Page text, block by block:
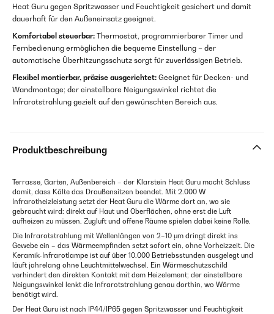
Heat Guru gegen Spritzwasser und Feuchtigkeit gesichert und damit
dauerhaft für den Außeneinsatz geeignet.
Komfortabel steuerbar: Thermostat, programmierbarer Timer und
Fernbedienung ermöglichen die bequeme Einstellung – der
automatische Überhitzungsschutz sorgt für zuverlässigen Betrieb.
Flexibel montierbar, präzise ausgerichtet: Geeignet für Decken- und
Wandmontage; der einstellbare Neigungswinkel richtet die
Infrarotstrahlung gezielt auf den gewünschten Bereich aus.
Produktbeschreibung
Terrasse, Garten, Außenbereich – der Klarstein Heat Guru macht Schluss
damit, dass Kälte das Draußensitzen beendet. Mit 2.000 W
Infrarotheizleistung setzt der Heat Guru die Wärme dort an, wo sie
gebraucht wird: direkt auf Haut und Oberflächen, ohne erst die Luft
aufheizen zu müssen. Zugluft und offene Räume spielen dabei keine Rolle.
Die Infrarotstrahlung mit Wellenlängen von 2–10 μm dringt direkt ins
Gewebe ein – das Wärmeempfinden setzt sofort ein, ohne Vorheizzeit. Die
Keramik-Infrarotlampe ist auf über 10.000 Betriebsstunden ausgelegt und
läuft jahrelang ohne Leuchtmittelwechsel. Ein Wärmeschutzschild
verhindert den direkten Kontakt mit dem Heizelement; der einstellbare
Neigungswinkel lenkt die Infrarotstrahlung genau dorthin, wo Wärme
benötigt wird.
Der Heat Guru ist nach IP44/IP65 gegen Spritzwasser und Feuchtigkeit